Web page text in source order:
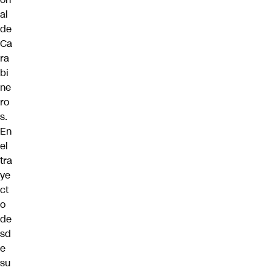
al
de
Ca
ra
bi
ne
ro
s.
En
el
tra
ye
ct
o
de
sd
e
su